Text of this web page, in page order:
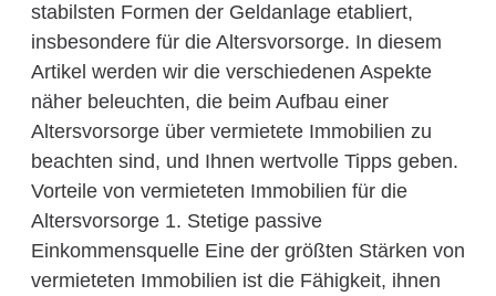
stabilsten Formen der Geldanlage etabliert,
insbesondere für die Altersvorsorge. In diesem
Artikel werden wir die verschiedenen Aspekte
näher beleuchten, die beim Aufbau einer
Altersvorsorge über vermietete Immobilien zu
beachten sind, und Ihnen wertvolle Tipps geben.
Vorteile von vermieteten Immobilien für die
Altersvorsorge 1. Stetige passive
Einkommensquelle Eine der größten Stärken von
vermieteten Immobilien ist die Fähigkeit, ihnen